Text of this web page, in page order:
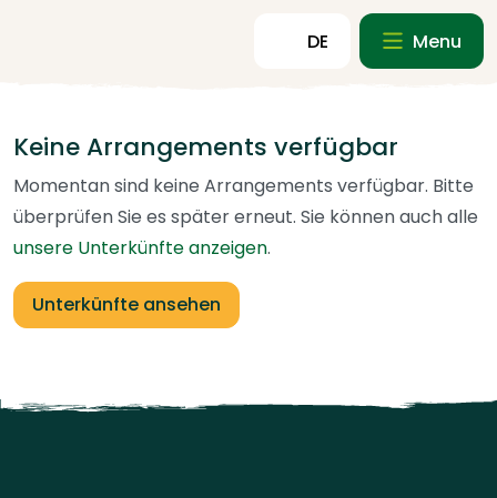
DE Menu
Keine Arrangements verfügbar
Momentan sind keine Arrangements verfügbar. Bitte
überprüfen Sie es später erneut. Sie können auch alle
unsere Unterkünfte anzeigen.
Unterkünfte ansehen